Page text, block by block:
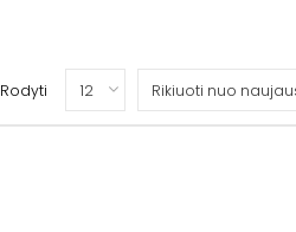
Rodyti